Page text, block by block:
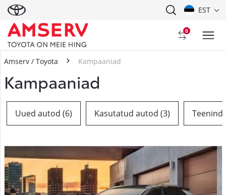
EST
0
Amserv / Toyota Kampaaniad
Kampaaniad
Uued autod (6) Kasutatud autod (3)